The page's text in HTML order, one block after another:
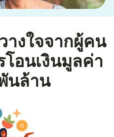
างใจจากผู้คน
อนเงินมูลค่า
นล้าน